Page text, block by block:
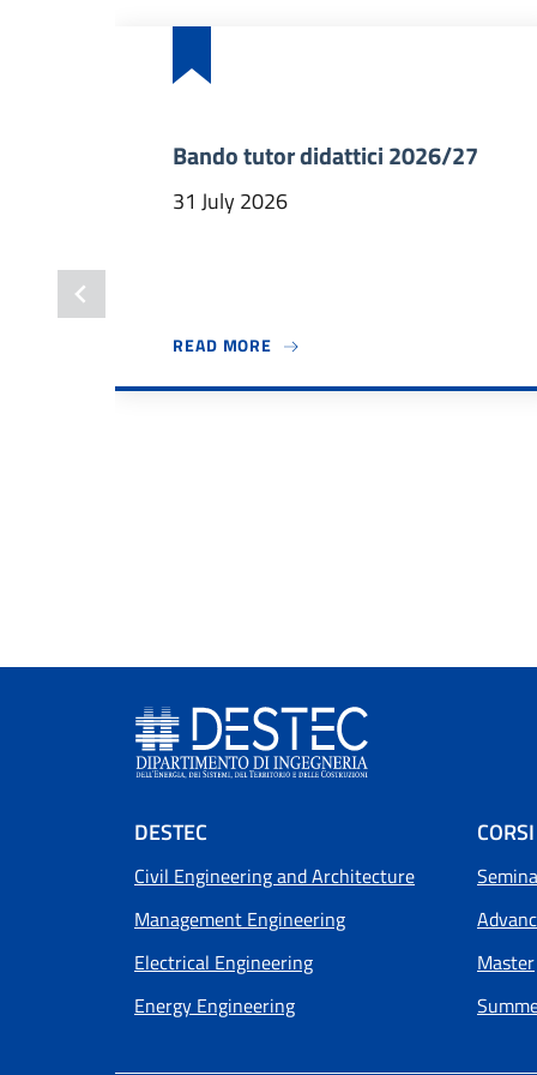
Bando tutor didattici 2026/27
31 July 2026
READ MORE ABOUT BANDO TUTOR
Footer menu
DESTEC
Civil Engineering and Architecture
Management Engineering
Electrical Engineering
Energy Engineering
CORSI
Master